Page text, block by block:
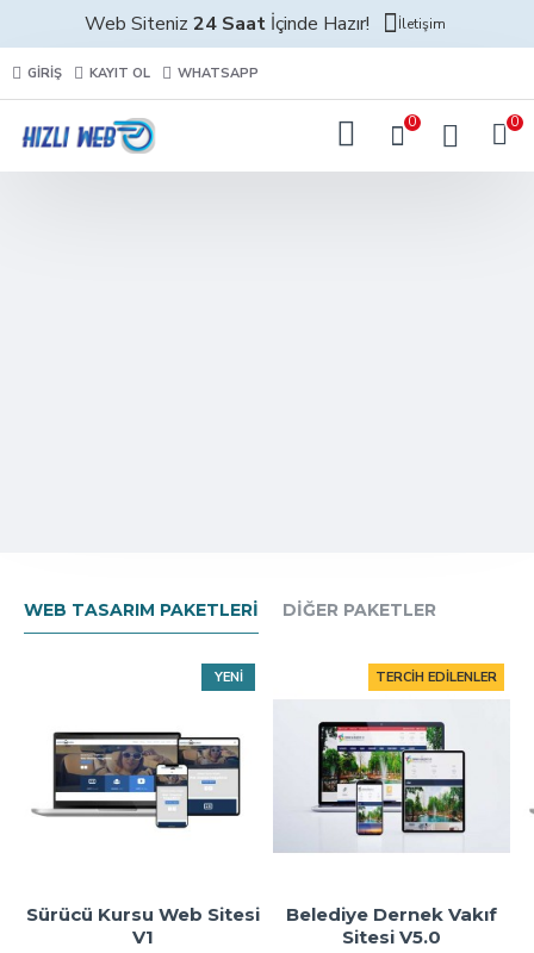
Web Siteniz 24 Saat İçinde Hazır! İletişim
GIRIŞ KAYIT OL WHATSAPP
0 0
WEB TASARIM PAKETLERI DIĞER PAKETLER
YENI
Sürücü Kursu Web Sitesi
V1
TERCIH EDILENLER
Belediye Dernek Vakıf
Sitesi V5.0